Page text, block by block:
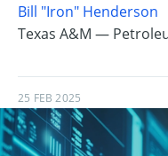
Bill "Iron" Henderson
Texas A&M —
25 FEB 2025